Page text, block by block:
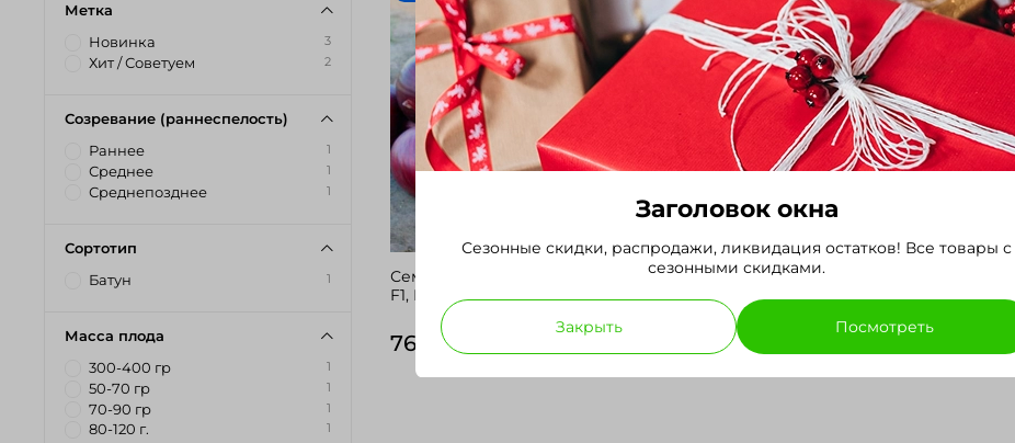
Семена лука репчатого Каунтач
F1, Nunhems, 0,5 гр.
76 руб
Семена лука репчатого Комета F1,
Nunhems, 0,5 гр.
77 руб
Метка
Новинка 3
Хит / Советуем 2
Созревание (раннеспелость)
Раннее 1
Среднее 1
Среднепозднее 1
Сортотип
Батун 1
Масса плода
300-400 гр 1
50-70 гр 1
70-90 гр 1
80-120 г. 1
Заголовок окна
Сезонные скидки, распродажи, ликвидация остатков! Все товары с
сезонными скидками.
Закрыть Посмотреть